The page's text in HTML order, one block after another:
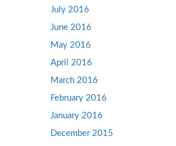
July 2016
June 2016
May 2016
April 2016
March 2016
February 2016
January 2016
December 2015